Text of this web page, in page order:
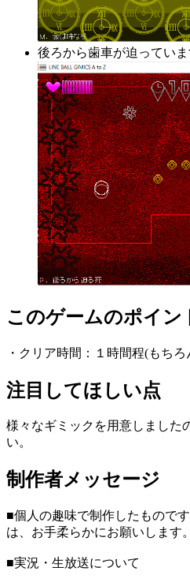
後ろから歯車が迫っていま
このゲームのポイン
・クリア時間：１時間程(もち
注目してほしい点
様々なギミックを用意しました
い。
制作者メッセージ
■個人の趣味で制作したもので
は、お手柔らかにお願いします。
■実況・生放送について